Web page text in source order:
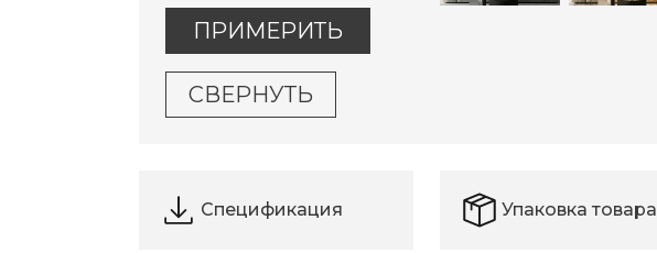
ПРИМЕРИТЬ
СВЕРНУТЬ
Спецификация Упаковка товара